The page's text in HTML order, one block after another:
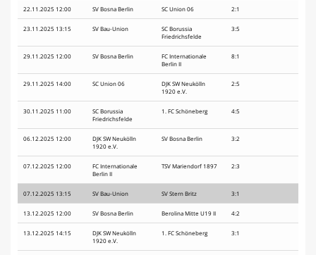
22.11.2025 12:00 SV Bosna Berlin SC Union 06 2:1
23.11.2025 13:15 SV Bau-Union
SC Borussia
Friedrichsfelde
3:5
29.11.2025 12:00 SV Bosna Berlin
FC Internationale
Berlin II
8:1
29.11.2025 14:00 SC Union 06
DJK SW Neukölln
1920 e.V.
2:5
30.11.2025 11:00
SC Borussia
Friedrichsfelde
1. FC Schöneberg 4:5
06.12.2025 12:00
DJK SW Neukölln
1920 e.V.
SV Bosna Berlin 3:2
07.12.2025 12:00
FC Internationale
Berlin II
TSV Mariendorf 1897 2:3
07.12.2025 13:15 SV Bau-Union SV Stern Britz 3:1
13.12.2025 12:00 SV Bosna Berlin Berolina Mitte U19 II 4:2
13.12.2025 14:15
DJK SW Neukölln
1920 e.V.
1. FC Schöneberg 3:1